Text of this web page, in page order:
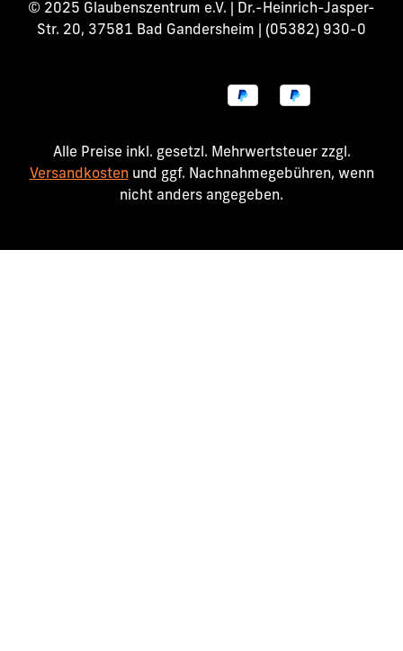
© 2025 Glaubenszentrum e.V. | Dr.-Heinrich-Jasper-
Str. 20, 37581 Bad Gandersheim | (05382) 930-0
Alle Preise inkl. gesetzl. Mehrwertsteuer zzgl.
Versandkosten und ggf. Nachnahmegebühren, wenn
nicht anders angegeben.